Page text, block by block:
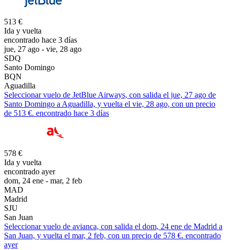
513 €
Ida y vuelta
encontrado hace 3 días
jue, 27 ago - vie, 28 ago
SDQ
Santo Domingo
BQN
Aguadilla
Seleccionar vuelo de JetBlue Airways, con salida el jue, 27 ago de
Santo Domingo a Aguadilla, y vuelta el vie, 28 ago, con un precio
de 513 €. encontrado hace 3 días
578 €
Ida y vuelta
encontrado ayer
dom, 24 ene - mar, 2 feb
MAD
Madrid
SJU
San Juan
Seleccionar vuelo de avianca, con salida el dom, 24 ene de Madrid a
San Juan, y vuelta el mar, 2 feb, con un precio de 578 €. encontrado
ayer